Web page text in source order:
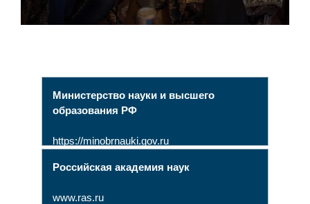
Министерство науки и высшего
образования РФ
https://minobrnauki.gov.ru
Российская академия наук
www.ras.ru